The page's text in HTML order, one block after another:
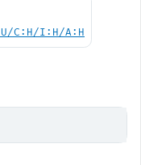
C:H/I:H/A:H